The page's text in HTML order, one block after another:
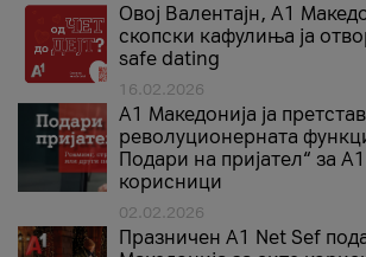
Овој Валентајн, A1
скопски кафулиња ја
safe dating
16.02.2026
А1 Македонија ја
револуционерната
Подари на пријател“ за
корисници
02.02.2026
Празничен A1 Net Sеf